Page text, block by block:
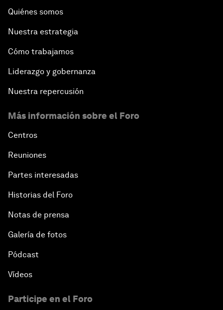
Quiénes somos
Nuestra estrategia
Cómo trabajamos
Liderazgo y gobernanza
Nuestra repercusión
Más información sobre el Foro
Centros
Reuniones
Partes interesadas
Historias del Foro
Notas de prensa
Galería de fotos
Pódcast
Vídeos
Participe en el Foro